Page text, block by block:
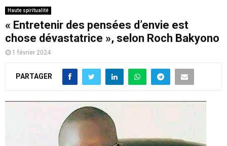
Haute spiritualité
« Entretenir des pensées d’envie est
chose dévastatrice », selon Roch Bakyono
1 février 2024
PARTAGER